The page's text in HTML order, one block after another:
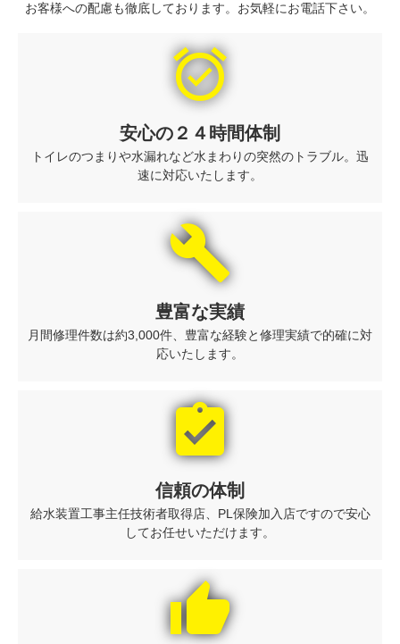
お客様への配慮も徹底しております。お気軽にお電話下さい。
alarm_on
安心の２４時間体制
トイレのつまりや水漏れなど水まわりの突然のトラブル。迅
速に対応いたします。
build
豊富な実績
月間修理件数は約3,000件、豊富な経験と修理実績で的確に対
応いたします。
assignment_turned_in
信頼の体制
給水装置工事主任技術者取得店、PL保険加入店ですので安心
してお任せいただけます。
thumb_up